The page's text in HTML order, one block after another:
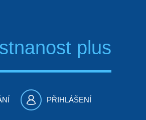
plus
PŘIHLÁŠENÍ